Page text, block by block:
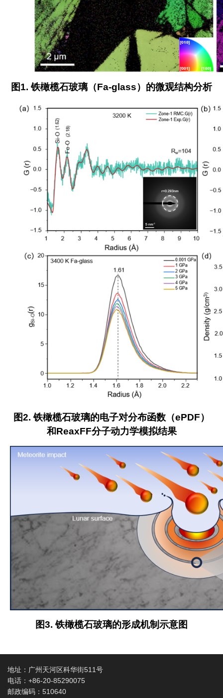
图1.铁橄榄石玻璃（Fa-glass）的微观结构分析
图2.铁橄榄石玻璃的电子对分布函数（ePDF）
和ReaxFF分子动力学模拟结果
图3.铁橄榄石玻璃的形成机制示意图
地址：广州天河区科华街511号
电话：+86-20-85290075
邮政编码：510640